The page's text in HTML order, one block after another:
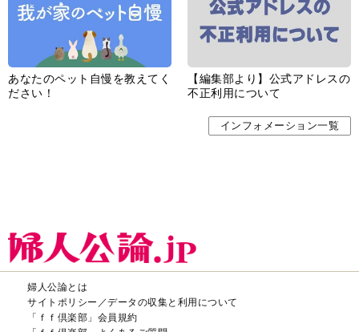
あなたのペット自慢を教えてく
ださい！
【編集部より】公式アドレスの
不正利用について
インフォメーション一覧
婦人公論とは
サイトポリシー／データの収集と利用について
「ｆｆ倶楽部」会員規約